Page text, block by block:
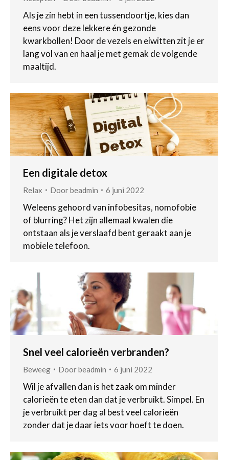
Als je zin hebt in een tussendoortje, kies dan
eens voor deze lekkere én gezonde
kwarkbollen! Door de vezels en eiwitten zit je er
lang vol van en haal je met gemak de volgende
maaltijd.
Een digitale detox
Relax Doorbeadmin 6 juni 2022
Weleens gehoord van infobesitas, nomofobie
of blurring? Het zijn allemaal kwalen die
ontstaan als je verslaafd bent geraakt aan je
mobiele telefoon.
Snel veel calorieën verbranden?
Beweeg Doorbeadmin 6 juni 2022
Wil je afvallen dan is het zaak om minder
calorieën te eten dan dat je verbruikt. Simpel. En
je verbruikt per dag al best veel calorieën
zonder dat je daar iets voor hoeft te doen.